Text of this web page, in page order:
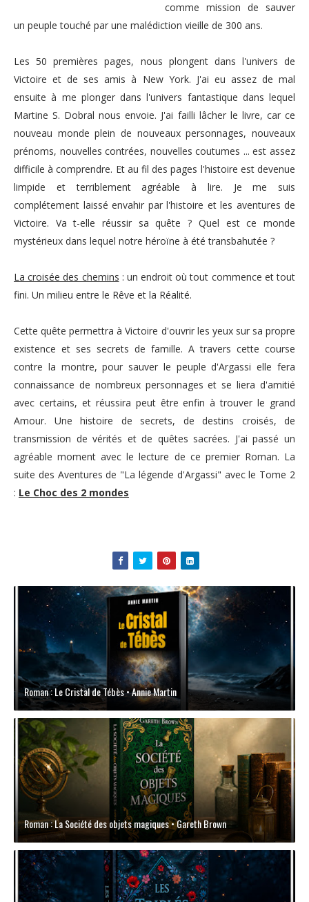
comme mission de sauver
un peuple touché par une malédiction vieille de 300 ans.
Les 50 premières pages, nous plongent dans l'univers de
Victoire et de ses amis à New York. J'ai eu assez de mal
ensuite à me plonger dans l'univers fantastique dans lequel
Martine S. Dobral nous envoie. J'ai failli lâcher le livre, car ce
nouveau monde plein de nouveaux personnages, nouveaux
prénoms, nouvelles contrées, nouvelles coutumes ... est assez
difficile à comprendre. Et au fil des pages l'histoire est devenue
limpide et terriblement agréable à lire. Je me suis
complétement laissé envahir par l'histoire et les aventures de
Victoire. Va t-elle réussir sa quête ? Quel est ce monde
mystérieux dans lequel notre héroïne à été transbahutée ?
La croisée des chemins : un endroit où tout commence et tout
fini. Un milieu entre le Rêve et la Réalité.
Cette quête permettra à Victoire d'ouvrir les yeux sur sa propre
existence et ses secrets de famille. A travers cette course
contre la montre, pour sauver le peuple d'Argassi elle fera
connaissance de nombreux personnages et se liera d'amitié
avec certains, et réussira peut être enfin à trouver le grand
Amour. Une histoire de secrets, de destins croisés, de
transmission de vérités et de quêtes sacrées. J'ai passé un
agréable moment avec le lecture de ce premier Roman. La
suite des Aventures de "La légende d'Argassi" avec le Tome 2
: Le Choc des 2 mondes
Roman : Le Cristal de Tébès • Annie Martin
Roman : La Société des objets magiques • Gareth Brown